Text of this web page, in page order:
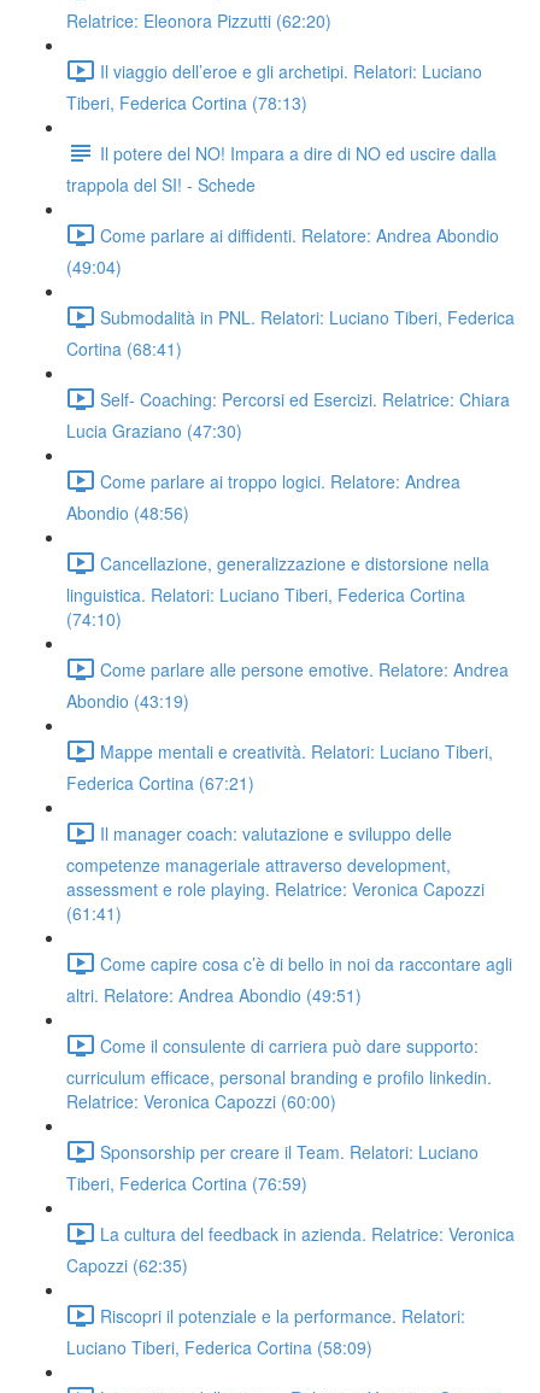
Relatrice: Eleonora Pizzutti (62:20)
Il viaggio dell’eroe e gli archetipi. Relatori: Luciano
Tiberi, Federica Cortina (78:13)
Il potere del NO! Impara a dire di NO ed uscire dalla
trappola del SI! - Schede
Come parlare ai diffidenti. Relatore: Andrea Abondio
(49:04)
Submodalità in PNL. Relatori: Luciano Tiberi, Federica
Cortina (68:41)
Self- Coaching: Percorsi ed Esercizi. Relatrice: Chiara
Lucia Graziano (47:30)
Come parlare ai troppo logici. Relatore: Andrea
Abondio (48:56)
Cancellazione, generalizzazione e distorsione nella
linguistica. Relatori: Luciano Tiberi, Federica Cortina
(74:10)
Come parlare alle persone emotive. Relatore: Andrea
Abondio (43:19)
Mappe mentali e creatività. Relatori: Luciano Tiberi,
Federica Cortina (67:21)
Il manager coach: valutazione e sviluppo delle
competenze manageriale attraverso development,
assessment e role playing. Relatrice: Veronica Capozzi
(61:41)
Come capire cosa c’è di bello in noi da raccontare agli
altri. Relatore: Andrea Abondio (49:51)
Come il consulente di carriera può dare supporto:
curriculum efficace, personal branding e profilo linkedin.
Relatrice: Veronica Capozzi (60:00)
Sponsorship per creare il Team. Relatori: Luciano
Tiberi, Federica Cortina (76:59)
La cultura del feedback in azienda. Relatrice: Veronica
Capozzi (62:35)
Riscopri il potenziale e la performance. Relatori:
Luciano Tiberi, Federica Cortina (58:09)